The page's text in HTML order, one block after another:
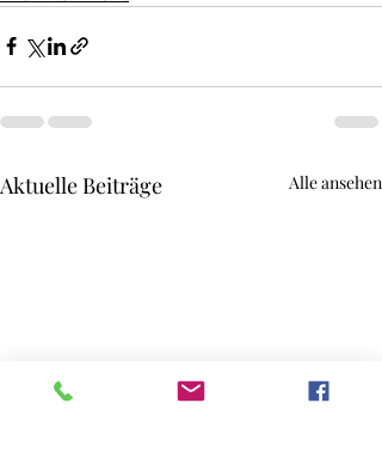
Aktuelle Beiträge Alle ansehen